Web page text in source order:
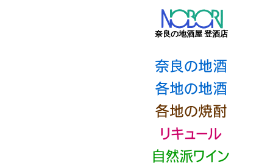
奈良の地酒屋 登酒店